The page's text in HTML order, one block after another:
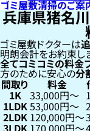
ゴミ屋敷清掃のご案
兵庫県猪名
ゴミ屋敷ドクターは
明朗会計をお約束し
全てコミコミの料金
方のために安心の分
間取り 料金
1K 33,000円〜
1LDK53,000円〜
2LDK 120,000円〜
3LDK 170,000円〜